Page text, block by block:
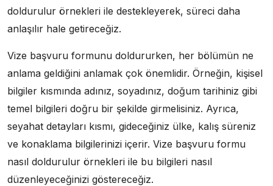
doldurulur örnekleri ile destekleyerek, süreci daha
anlaşılır hale getireceğiz.
Vize başvuru formunu doldururken, her bölümün ne
anlama geldiğini anlamak çok önemlidir. Örneğin, kişisel
bilgiler kısmında adınız, soyadınız, doğum tarihiniz gibi
temel bilgileri doğru bir şekilde girmelisiniz. Ayrıca,
seyahat detayları kısmı, gideceğiniz ülke, kalış süreniz
ve konaklama bilgilerinizi içerir. Vize başvuru formu
nasıl doldurulur örnekleri ile bu bilgileri nasıl
düzenleyeceğinizi göstereceğiz.